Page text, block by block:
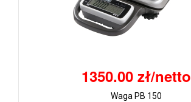
1350.00 zł/netto
Waga PB 150